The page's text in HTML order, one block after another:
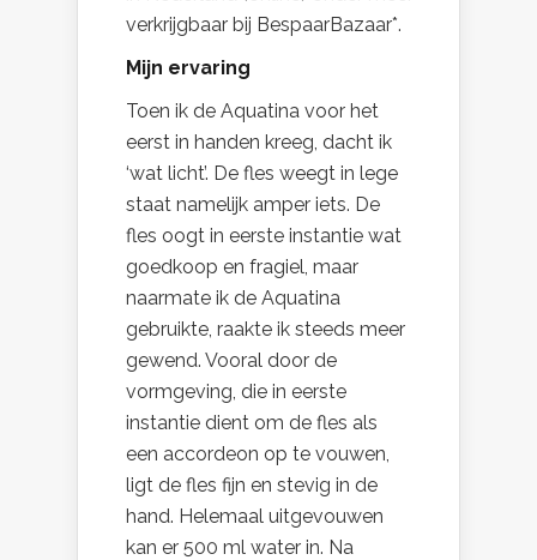
verkrijgbaar bij BespaarBazaar*.
Mijn ervaring
Toen ik de Aquatina voor het
eerst in handen kreeg, dacht ik
‘wat licht’. De fles weegt in lege
staat namelijk amper iets. De
fles oogt in eerste instantie wat
goedkoop en fragiel, maar
naarmate ik de Aquatina
gebruikte, raakte ik steeds meer
gewend. Vooral door de
vormgeving, die in eerste
instantie dient om de fles als
een accordeon op te vouwen,
ligt de fles fijn en stevig in de
hand. Helemaal uitgevouwen
kan er 500 ml water in. Na